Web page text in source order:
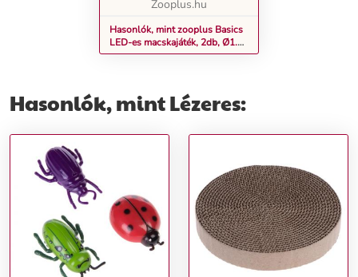
Zooplus.hu
Hasonlók, mint zooplus Basics
LED-es macskajáték, 2db, Ø1.3
x H 8cm
Hasonlók, mint Lézeres: